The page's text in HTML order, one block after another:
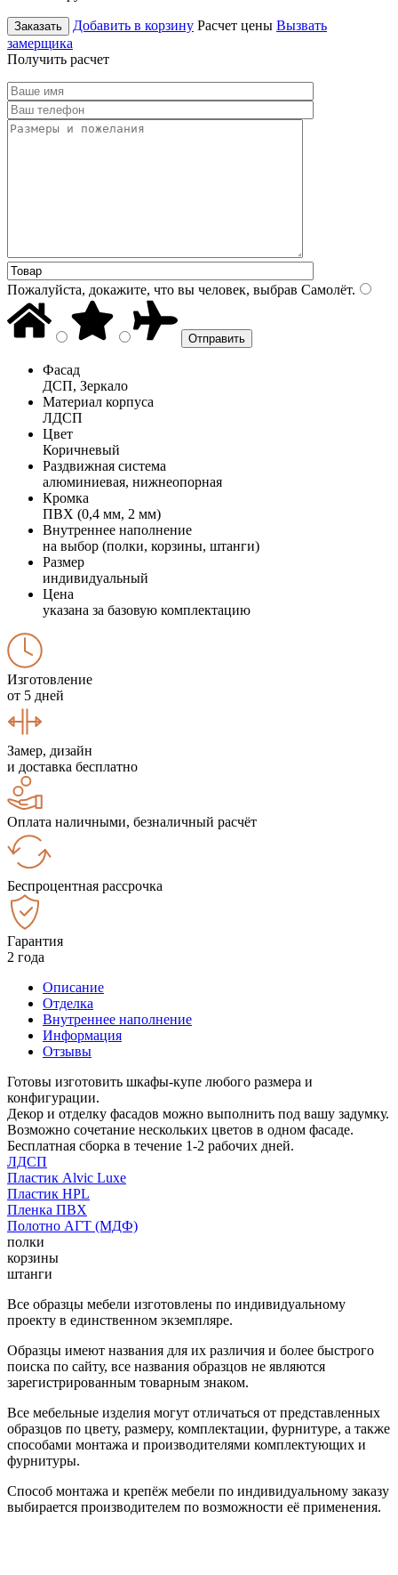
Заказать Добавить в корзину Расчет цены Вызвать
замерщика
Получить расчет
Пожалуйста, докажите, что вы человек, выбрав Самолёт.
Фасад
ДСП, Зеркало
Материал корпуса
ЛДСП
Цвет
Коричневый
Раздвижная система
алюминиевая, нижнеопорная
Кромка
ПВХ (0,4 мм, 2 мм)
Внутреннее наполнение
на выбор (полки, корзины, штанги)
Размер
индивидуальный
Цена
указана за базовую комплектацию
Изготовление
от 5 дней
Замер, дизайн
и доставка бесплатно
Оплата наличными, безналичный расчёт
Беспроцентная рассрочка
Гарантия
2 года
Описание
Отделка
Внутреннее наполнение
Информация
Отзывы
Готовы изготовить шкафы-купе любого размера и
конфигурации.
Декор и отделку фасадов можно выполнить под вашу задумку.
Возможно сочетание нескольких цветов в одном фасаде.
Бесплатная сборка в течение 1-2 рабочих дней.
ЛДСП
Пластик Alvic Luxe
Пластик HPL
Пленка ПВХ
Полотно АГТ (МДФ)
полки
корзины
штанги
Все образцы мебели изготовлены по индивидуальному
проекту в единственном экземпляре.
Образцы имеют названия для их различия и более быстрого
поиска по сайту, все названия образцов не являются
зарегистрированным товарным знаком.
Все мебельные изделия могут отличаться от представленных
образцов по цвету, размеру, комплектации, фурнитуре, а также
способами монтажа и производителями комплектующих и
фурнитуры.
Способ монтажа и крепёж мебели по индивидуальному заказу
выбирается производителем по возможности её применения.